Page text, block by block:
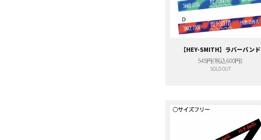
【HEY-SMITH】ラバーバンド
545円(税込600円)
SOLD OUT